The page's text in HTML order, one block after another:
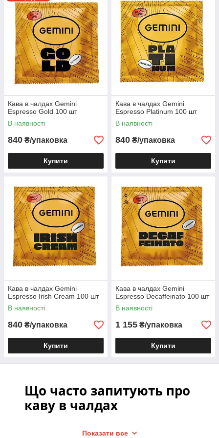
Gemini. Замовлення доступне в роздріб та оптом.
Відправка 1-2 дні
Гнучкі варіанти оплати
В інтернет-магазині «System coffee service» ми
кавомашини та інші кавові рішення під різні
задачі — від офісу чи дому до невеликого кафе.
Покупці цінують, що ми працюємо
безпосередньо з виробниками і тримаємо каву в
поставки. А для Харківської та Полтавської
Кава в чалдах Gemini
Espresso Gold 100 шт
В наявності
840 ₴/упаковка
Купити
Кава в чалдах Gemini
Espresso Platinum 100 шт
В наявності
840 ₴/упаковка
Купити
Кава в чалдах Gemini
Espresso Irish Cream 100 шт
В наявності
840 ₴/упаковка
Купити
Кава в чалдах Gemini
Espresso Decaffeinato 100 шт
В наявності
1 155 ₴/упаковка
Купити
Що часто запитують про
каву в чалдах
Що таке кава в чалдах?
Показати все